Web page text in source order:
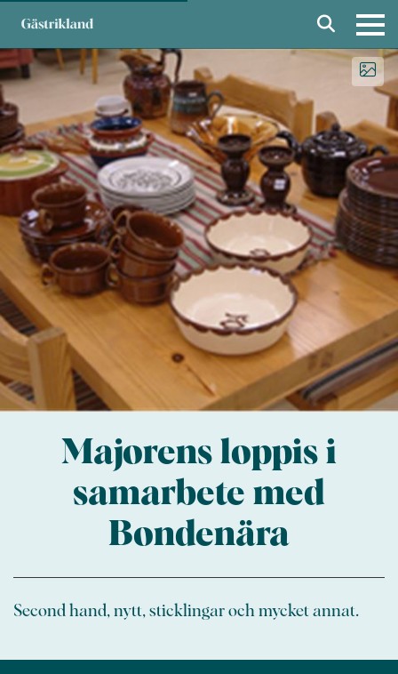
Majorens loppis i
samarbete med
Bondenära
Second hand, nytt, sticklingar och mycket annat.